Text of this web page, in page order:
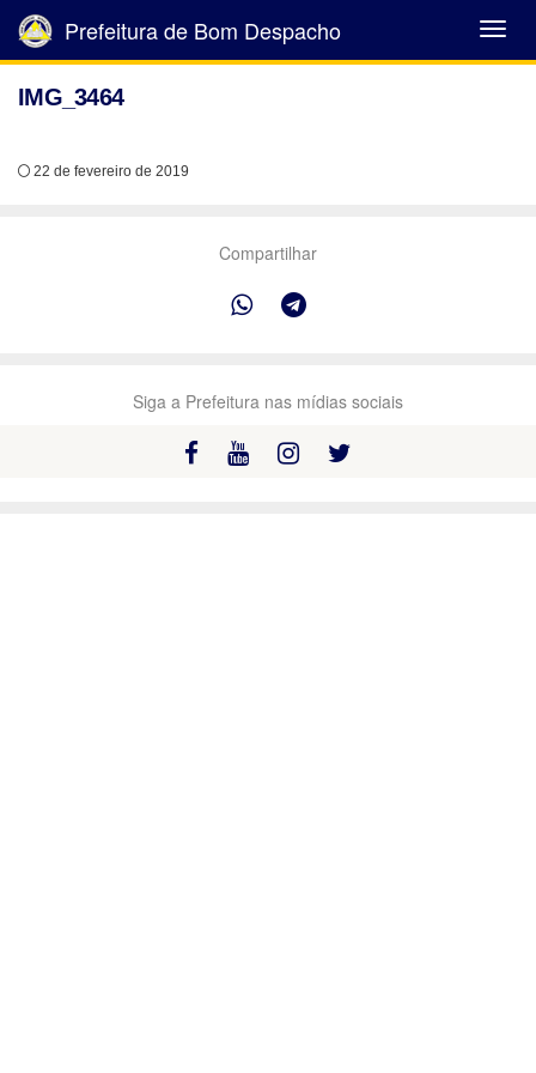
Abrir
Menu
Prefeitura de Bom Despacho
IMG_3464
22 de fevereiro de 2019
Compartilhar
Siga a Prefeitura nas mídias sociais